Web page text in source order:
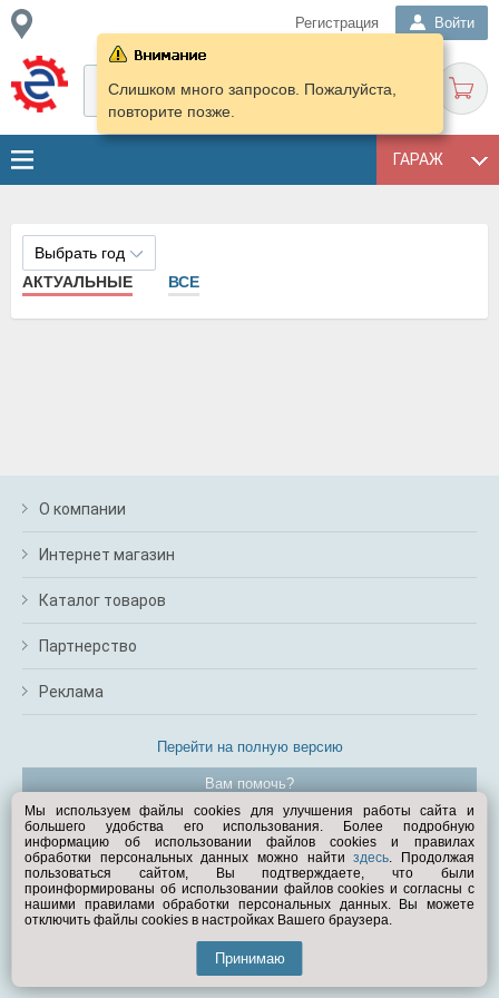
Регистрация Войти
ГАРАЖ
Слишком много запросов. Пожалуйста,
повторите позже.
Выбрать год
АКТУАЛЬНЫЕ
ВСЕ
О компании
Интернет магазин
Каталог товаров
Партнерство
Реклама
Перейти на полную версию
Вам помочь?
© Exist.ru 1998—2026
Мы используем файлы cookies для улучшения работы сайта и
большего удобства его использования. Более подробную
информацию об использовании файлов cookies и правилах
обработки персональных данных можно найтиздесь. Продолжая
пользоваться сайтом, Вы подтверждаете, что были
проинформированы об использовании файлов cookies и согласны с
нашими правилами обработки персональных данных. Вы можете
отключить файлы cookies в настройках Вашего браузера.
Принимаю